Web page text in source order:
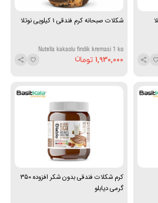
شکلات صبحانه کرم فندقی 1 کیلویی نوتلا
Nutella kakaolu findik kremasi 1 kg
1,930,000
کرم شکلات فندقی بدون شکر افزوده ۳۵۰
گرمی دیابلو